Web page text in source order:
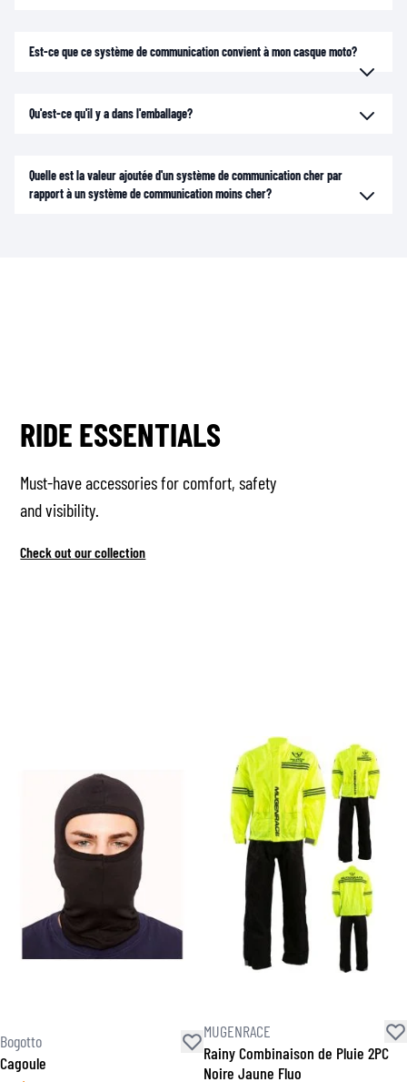
Est-ce que ce système de communication convient à mon casque moto?
Qu'est-ce qu'il y a dans l'emballage?
Quelle est la valeur ajoutée d'un système de communication cher par
rapport à un système de communication moins cher?
RIDE ESSENTIALS
Must-have accessories for comfort, safety
and visibility.
Check out our collection
Bogotto
Cagoule
MUGENRACE
Rainy Combinaison de Pluie 2PC
Noire Jaune Fluo